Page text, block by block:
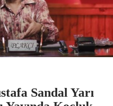
Sandal Yarı